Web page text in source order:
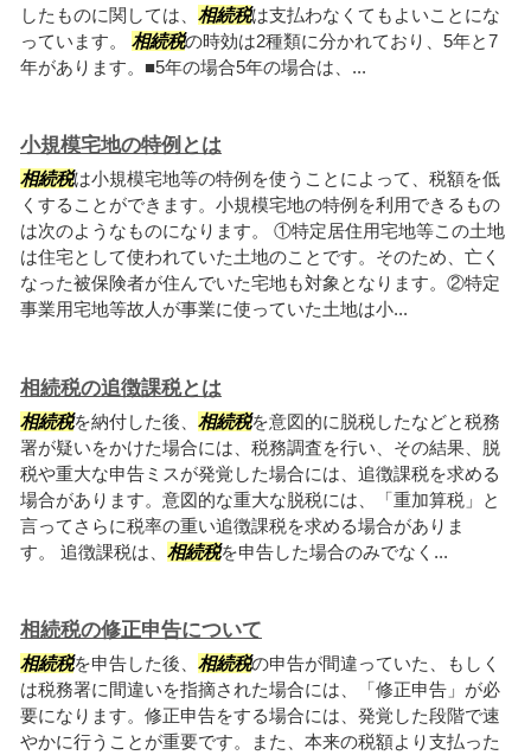
したものに関しては、 相続税は支払わなくてもよいことにな
っています。 相続税の時効は2種類に分かれており、5年と7
年があります。■5年の場合5年の場合は、...
小規模宅地の特例とは
相続税は小規模宅地等の特例を使うことによって、税額を低
くすることができます。小規模宅地の特例を利用できるもの
は次のようなものになります。 ①特定居住用宅地等この土地
は住宅として使われていた土地のことです。そのため、亡く
なった被保険者が住んでいた宅地も対象となります。②特定
事業用宅地等故人が事業に使っていた土地は小...
相続税の追徴課税とは
相続税を納付した後、 相続税を意図的に脱税したなどと税務
署が疑いをかけた場合には、税務調査を行い、その結果、脱
税や重大な申告ミスが発覚した場合には、追徴課税を求める
場合があります。意図的な重大な脱税には、「重加算税」と
言ってさらに税率の重い追徴課税を求める場合がありま
す。 追徴課税は、 相続税を申告した場合のみでなく...
相続税の修正申告について
相続税を申告した後、 相続税の申告が間違っていた、もしく
は税務署に間違いを指摘された場合には、「修正申告」が必
要になります。修正申告をする場合には、発覚した段階で速
やかに行うことが重要です。また、本来の税額より支払った